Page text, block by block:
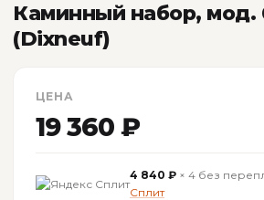
Каминный набор, мод.
(Dixneuf)
ЦЕНА
19 360 ₽
4 840 ₽ × 4 без
Сплит